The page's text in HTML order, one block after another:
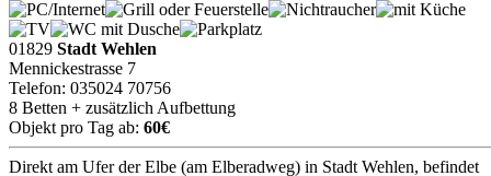
01829 Stadt Wehlen
Mennickestrasse 7
Telefon: 035024 70756
8 Betten + zusätzlich Aufbettung
Objekt pro Tag ab: 60€
Direkt am Ufer der Elbe (am Elberadweg) in Stadt Wehlen, befindet